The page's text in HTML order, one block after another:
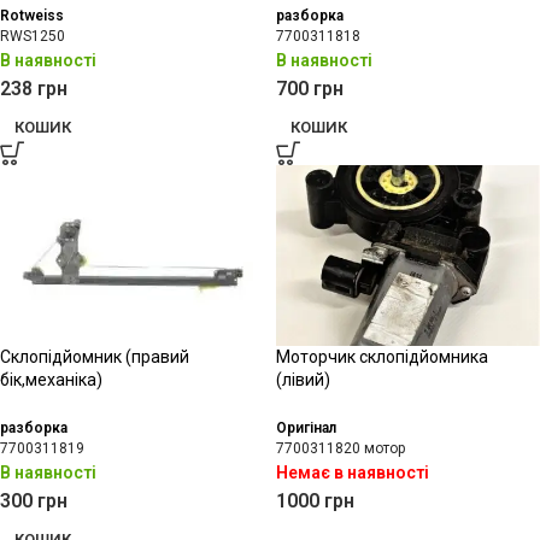
Rotweiss
RWS1250
В наявності
238 грн
КОШИК
разборка
7700311818
В наявності
700 грн
КОШИК
Склопідйомник (правий
бік,механіка)
разборка
7700311819
В наявності
300 грн
Моторчик склопідйомника
(лівий)
Оригінал
7700311820 мотор
Немає в наявності
1000 грн